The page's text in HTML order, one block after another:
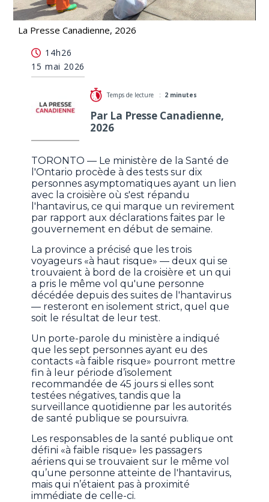
La Presse Canadienne, 2026
chez 10 personnes asymptomatiques
14h26
15 mai 2026
Temps de lecture : 2 minutes
Par La Presse Canadienne,
2026
TORONTO — Le ministère de la Santé de
l'Ontario procède à des tests sur dix
personnes asymptomatiques ayant un lien
avec la croisière où s'est répandu
l'hantavirus, ce qui marque un revirement
par rapport aux déclarations faites par le
gouvernement en début de semaine.
La province a précisé que les trois
voyageurs «à haut risque» — deux qui se
trouvaient à bord de la croisière et un qui
a pris le même vol qu'une personne
décédée depuis des suites de l'hantavirus
— resteront en isolement strict, quel que
soit le résultat de leur test.
Un porte-parole du ministère a indiqué
que les sept personnes ayant eu des
contacts «à faible risque» pourront mettre
fin à leur période d’isolement
recommandée de 45 jours si elles sont
testées négatives, tandis que la
surveillance quotidienne par les autorités
de santé publique se poursuivra.
Les responsables de la santé publique ont
défini «à faible risque» les passagers
aériens qui se trouvaient sur le même vol
qu’une personne atteinte de l'hantavirus,
mais qui n’étaient pas à proximité
immédiate de celle-ci.